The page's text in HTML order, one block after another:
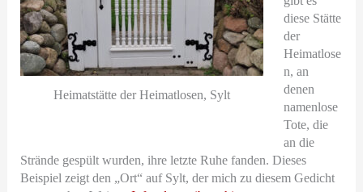
Heimatstätte der Heimatlosen, Sylt
diese Stätte
der
Heimatlose
n, an
denen
namenlose
Tote, die
an die
Strände gespült wurden, ihre letzte Ruhe fanden. Dieses
Beispiel zeigt den „Ort“ auf Sylt, der mich zu diesem Gedicht